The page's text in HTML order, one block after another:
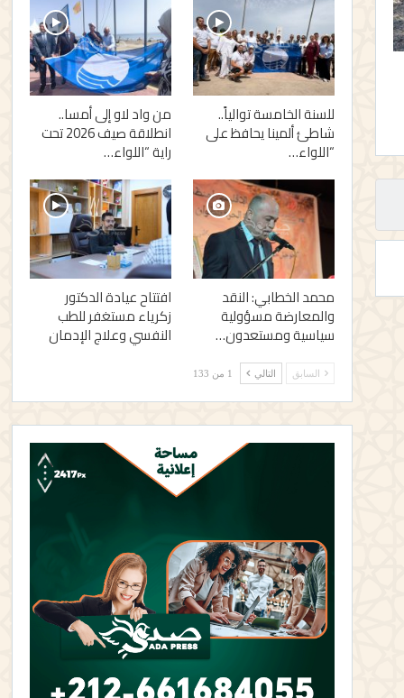
للسنة الخامسة توالياً..
شاطئ ألمينا يحافظ على
“اللواء…
من واد لاو إلى أمسا..
انطلاقة صيف 2026 تحت
راية “اللواء…
محمد الخطابي: النقد
والمعارضة مسؤولية
سياسية ومستعدون…
افتتاح عيادة الدكتور
زكرياء مستغفر للطب
النفسي وعلاج الإدمان
السابق التالي 1 من 133